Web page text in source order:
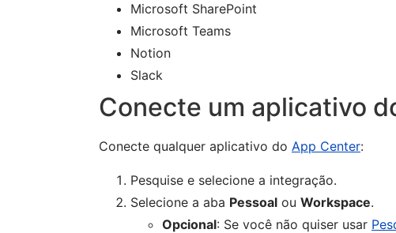
Microsoft SharePoint
Microsoft Teams
Notion
Slack
Conecte um aplicativo
Conecte qualquer aplicativo do App Center:
Pesquise e selecione a integração.
Selecione a aba Pessoal ou Workspace.
Opcional: Se você não quiser usar